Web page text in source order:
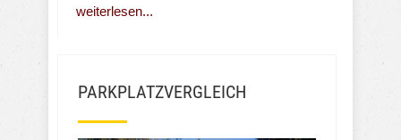
weiterlesen...
PARKPLATZVERGLEICH